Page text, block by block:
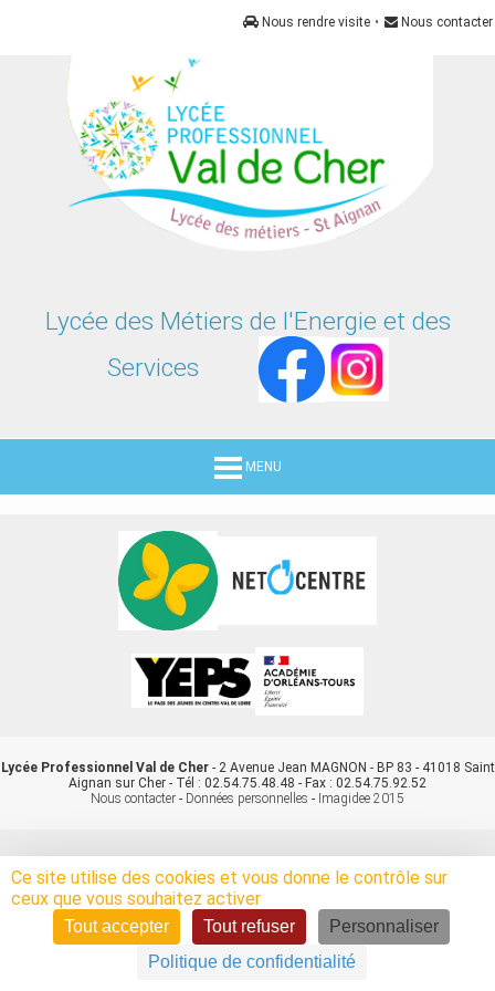
Nous contacter
•
Nous rendre visite
Lycée des Métiers de l'Energie et des
Services
MENU
Lycée Professionnel Val de Cher- 2 Avenue Jean MAGNON - BP 83 - 41018 Saint
Aignan sur Cher - Tél : 02.54.75.48.48 - Fax : 02.54.75.92.52
Nous contacter - Données personnelles - Imagidee 2015
Ce site utilise des cookies et vous donne le contrôle sur
ceux que vous souhaitez activer
Tout accepter Tout refuser
Personnaliser
Politique de confidentialité